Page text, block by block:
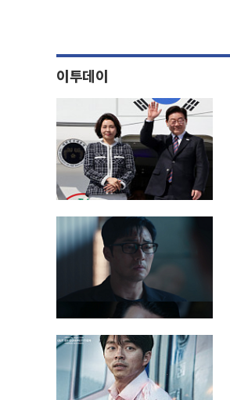
이투데이